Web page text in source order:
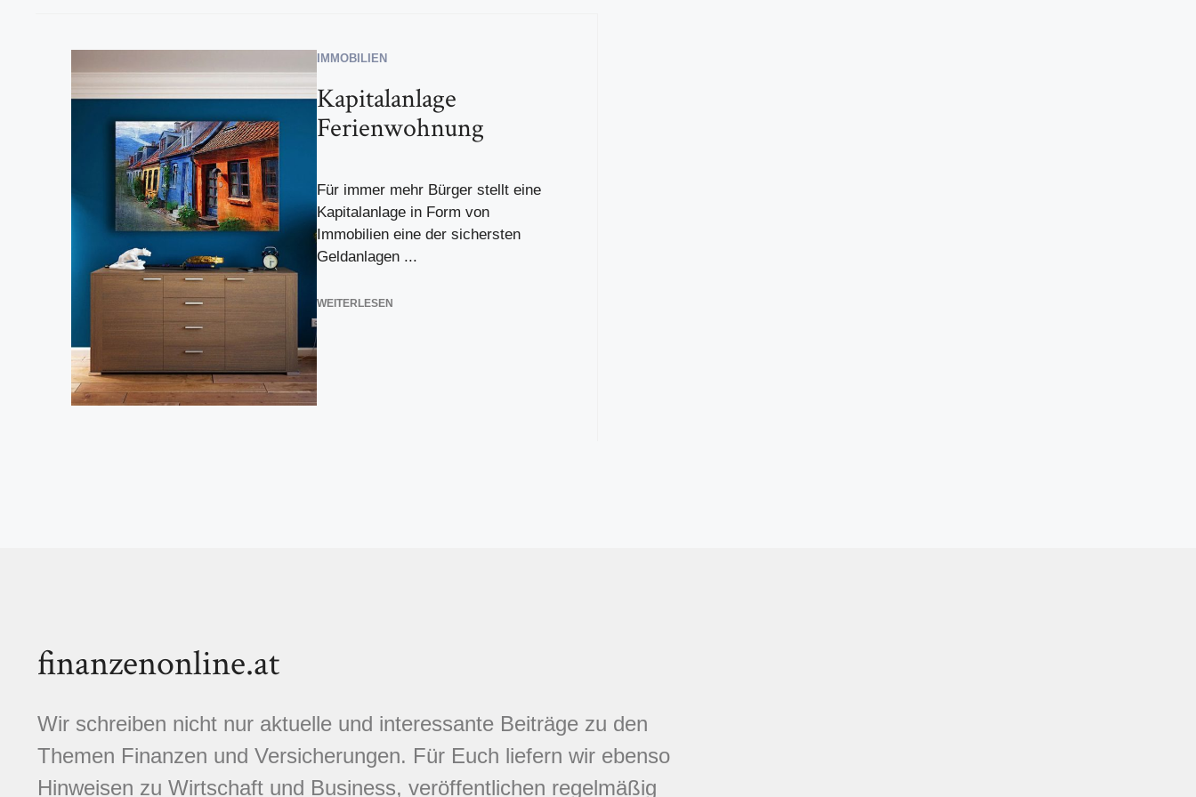
IMMOBILIEN
Kapitalanlage
Ferienwohnung
Für immer mehr Bürger stellt eine
Kapitalanlage in Form von
Immobilien eine der sichersten
Geldanlagen ...
WEITERLESEN
finanzenonline.at
Wir schreiben nicht nur aktuelle und interessante Beiträge zu den
Themen Finanzen und Versicherungen. Für Euch liefern wir ebenso
Hinweisen zu Wirtschaft und Business, veröffentlichen regelmäßig